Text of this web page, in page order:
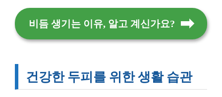
비듬 생기는 이유, 알고 계신가요?
건강한 두피를 위한 생활 습관